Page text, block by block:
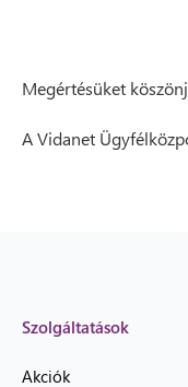
Megértésüket
A Vidanet
Szolgáltatások
Akciók